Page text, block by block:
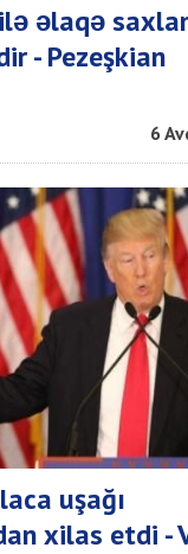
əlaqə
- Pezeşkian
6
uşağı
xilas etdi -